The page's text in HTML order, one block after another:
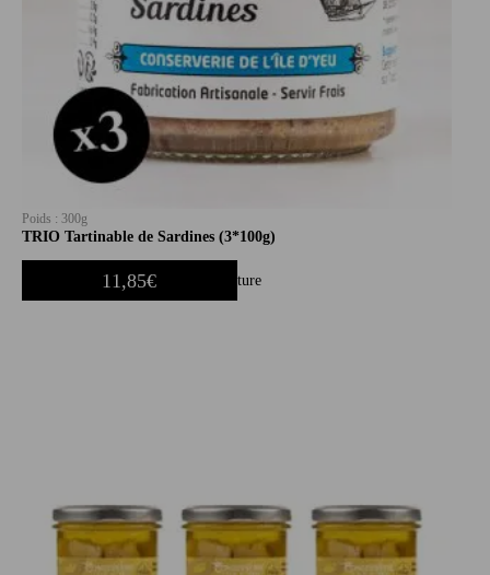
Poids : 300g
TRIO Tartinable de Sardines (3*100g)
11,85€